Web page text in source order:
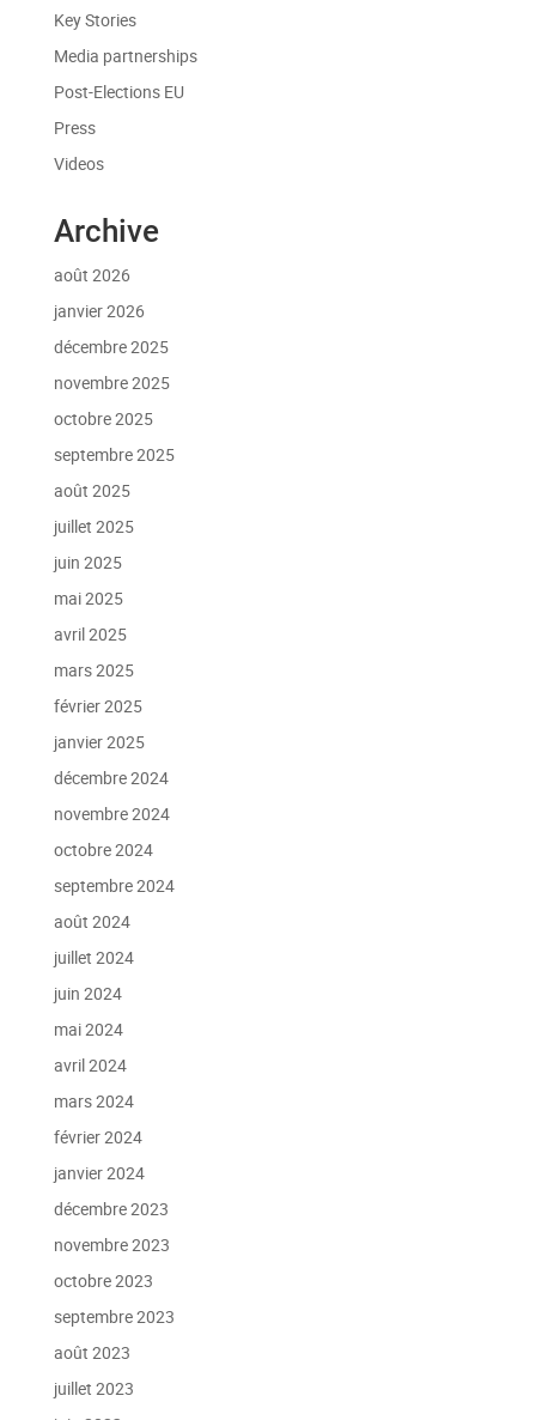
Key Stories
Media partnerships
Post-Elections EU
Press
Videos
Archive
août 2026
janvier 2026
décembre 2025
novembre 2025
octobre 2025
septembre 2025
août 2025
juillet 2025
juin 2025
mai 2025
avril 2025
mars 2025
février 2025
janvier 2025
décembre 2024
novembre 2024
octobre 2024
septembre 2024
août 2024
juillet 2024
juin 2024
mai 2024
avril 2024
mars 2024
février 2024
janvier 2024
décembre 2023
novembre 2023
octobre 2023
septembre 2023
août 2023
juillet 2023